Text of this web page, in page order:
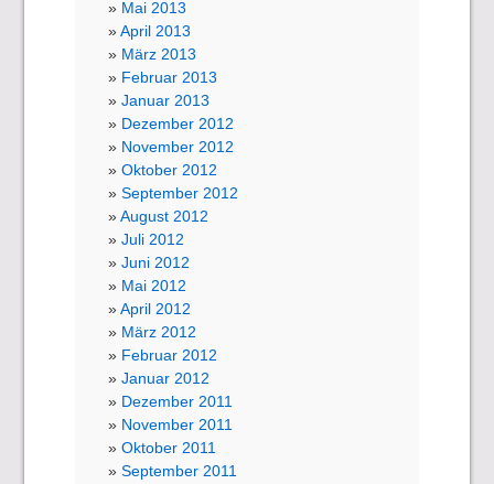
Mai 2013
April 2013
März 2013
Februar 2013
Januar 2013
Dezember 2012
November 2012
Oktober 2012
September 2012
August 2012
Juli 2012
Juni 2012
Mai 2012
April 2012
März 2012
Februar 2012
Januar 2012
Dezember 2011
November 2011
Oktober 2011
September 2011